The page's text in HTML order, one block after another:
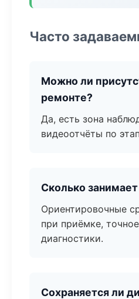
Часто
Можно ли
ремонте?
Да, есть зона
видеоотчёты по
Сколько
Ориентировочные
при приёмке,
диагностики.
Сохраняется ли